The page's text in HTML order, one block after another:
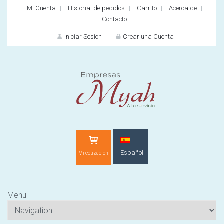
Mi Cuenta Historial de pedidos Carrito
Acerca de
Contacto
Iniciar Sesion
¿Cliente nuevo?
Crear una Cuenta
Mi cotización Español
Menu